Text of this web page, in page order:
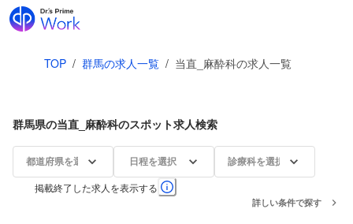
TOP / 群馬の求人一覧 / 当直_麻酔科の求人一覧
群馬県の当直_麻酔科のスポット求人検索
都道府県を選択 日程を選択 診療科を選択
掲載終了した求人を表示する
詳しい条件で探す